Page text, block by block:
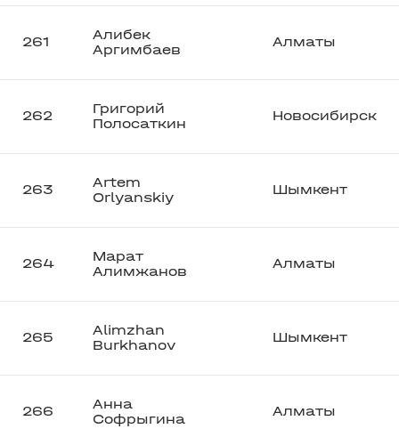
261
Алибек
Аргимбаев
Алматы
262
Григорий
Полосаткин
Новосибирск
263
Artem
Orlyanskiy
Шымкент
264
Марат
Алимжанов
Алматы
265
Alimzhan
Burkhanov
Шымкент
266
Анна
Софрыгина
Алматы